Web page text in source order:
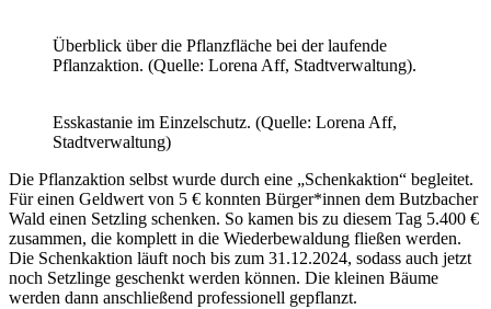
Überblick über die Pflanzfläche bei der laufende
Pflanzaktion. (Quelle: Lorena Aff, Stadtverwaltung).
Esskastanie im Einzelschutz. (Quelle: Lorena Aff,
Stadtverwaltung)
Die Pflanzaktion selbst wurde durch eine „Schenkaktion“ begleitet.
Für einen Geldwert von 5 € konnten Bürger*innen dem Butzbacher
Wald einen Setzling schenken. So kamen bis zu diesem Tag 5.400 €
zusammen, die komplett in die Wiederbewaldung fließen werden.
Die Schenkaktion läuft noch bis zum 31.12.2024, sodass auch jetzt
noch Setzlinge geschenkt werden können. Die kleinen Bäume
werden dann anschließend professionell gepflanzt.